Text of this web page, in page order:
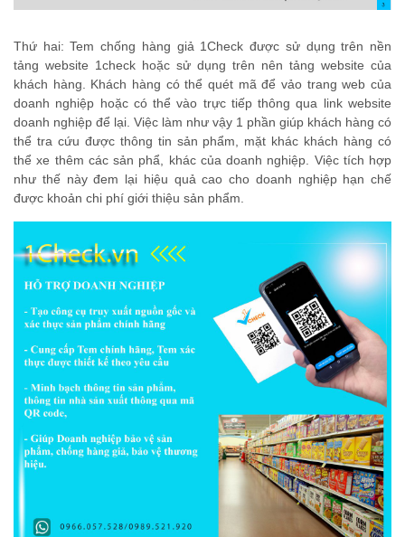
Thứ hai: Tem chống hàng giả 1Check được sử dụng trên nền
tảng website 1check hoặc sử dụng trên nên tảng website của
khách hàng. Khách hàng có thể quét mã để vảo trang web của
doanh nghiệp hoặc có thể vào trực tiếp thông qua link website
doanh nghiệp để lại. Việc làm như vậy 1 phần giúp khách hàng có
thể tra cứu được thông tin sản phẩm, mặt khác khách hàng có
thể xe thêm các sản phẩ, khác của doanh nghiệp. Việc tích hợp
như thế này đem lại hiệu quả cao cho doanh nghiệp hạn chế
được khoản chi phí giới thiệu sản phẩm.